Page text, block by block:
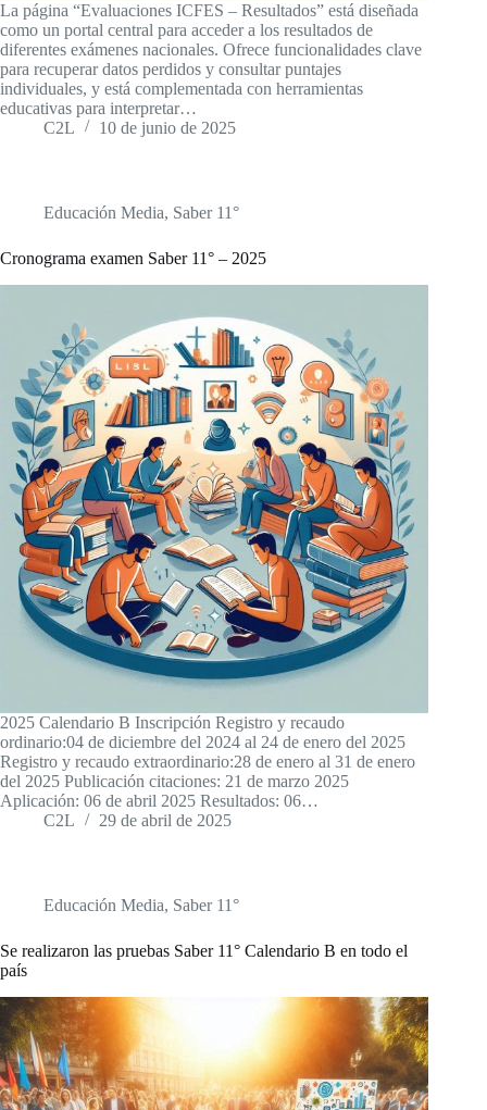
La página “Evaluaciones ICFES – Resultados” está diseñada
como un portal central para acceder a los resultados de
diferentes exámenes nacionales. Ofrece funcionalidades clave
para recuperar datos perdidos y consultar puntajes
individuales, y está complementada con herramientas
educativas para interpretar…
C2L
10 de junio de 2025
Educación Media, Saber 11°
Cronograma examen Saber 11° – 2025
2025 Calendario B Inscripción Registro y recaudo
ordinario:04 de diciembre del 2024 al 24 de enero del 2025
Registro y recaudo extraordinario:28 de enero al 31 de enero
del 2025 Publicación citaciones: 21 de marzo 2025
Aplicación: 06 de abril 2025 Resultados: 06…
C2L
29 de abril de 2025
Educación Media, Saber 11°
Se realizaron las pruebas Saber 11° Calendario B en todo el
país